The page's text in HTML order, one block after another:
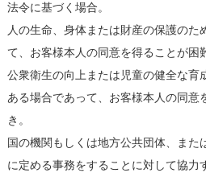
法令に基づく場合。
人の生命、身体または財産の保護のた
て、お客様本人の同意を得ることが困
公衆衛生の向上または児童の健全な育
ある場合であって、お客様本人の同意
き。
国の機関もしくは地方公共団体、また
に定める事務をすることに対して協力